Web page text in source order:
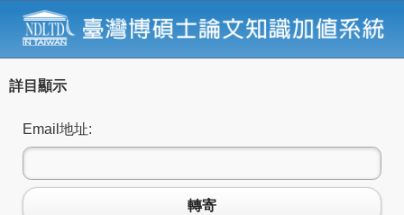
詳目顯示
Email地址:
轉寄